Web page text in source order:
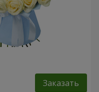
Заказать